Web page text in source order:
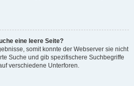
eine leere Seite?
somit konnte der Webserver sie nicht
Suche und gib spezifischere Suchbegriffe
verschiedene Unterforen.